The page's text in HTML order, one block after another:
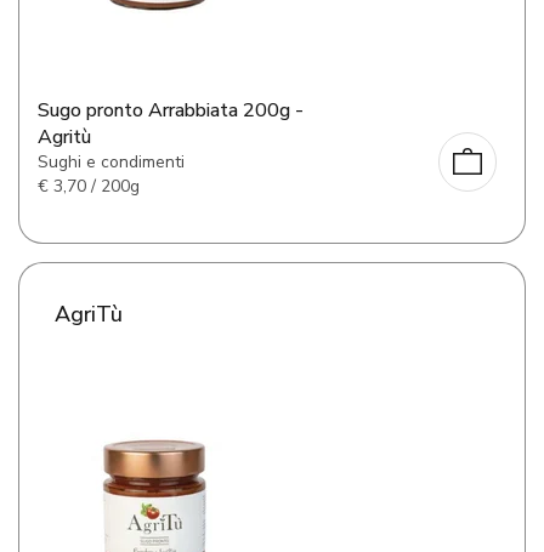
Sugo pronto Arrabbiata 200g -
Agritù
Sughi e condimenti
€ 3,70 / 200g
AgriTù